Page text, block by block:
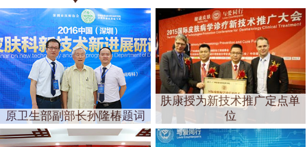
原卫生部副部长孙隆椿题词
肤康授为新技术推广定点单
位